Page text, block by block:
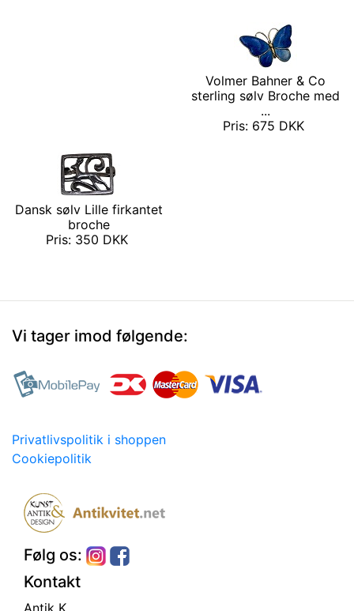
Volmer Bahner & Co
sterling sølv Broche med
...
Pris: 675 DKK
Dansk sølv Lille firkantet
broche
Pris: 350 DKK
Vi tager imod følgende:
Privatlivspolitik i shoppen
Cookiepolitik
Følg os:
Kontakt